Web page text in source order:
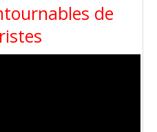
de